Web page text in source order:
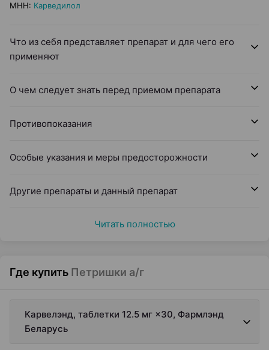
МНН: Карведилол
Что из себя представляет препарат и для чего его
применяют
О чем следует знать перед приемом препарата
Противопоказания
Особые указания и меры предосторожности
Другие препараты и данный препарат
Читать полностью
Где купить Петришки а/г
Карвелэнд, таблетки 12.5 мг ×30, Фармлэнд
Беларусь